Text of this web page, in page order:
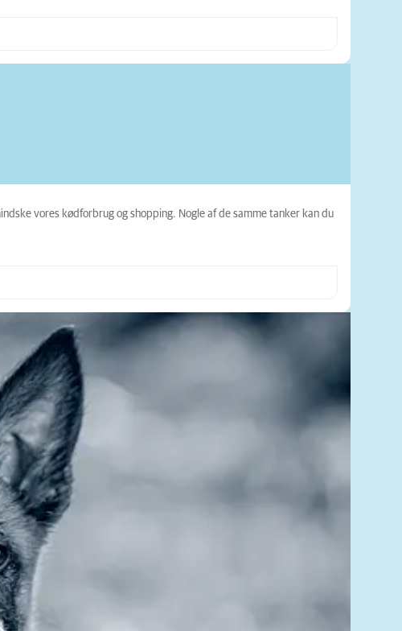
vores kødforbrug og shopping. Nogle af de samme tanker kan du